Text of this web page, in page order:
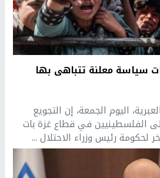
سياسة معلنة تتباهى بها
اليوم الجمعة، إن التجويع
الفلسطينيين في قطاع غزة بات
رئيس وزراء الاحتلال ...